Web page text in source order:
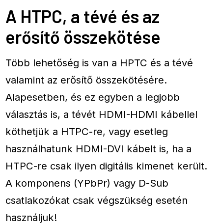
A HTPC, a tévé és az
erősítő összekötése
Több lehetőség is van a HPTC és a tévé
valamint az erősítő összekötésére.
Alapesetben, és ez egyben a legjobb
választás is, a tévét HDMI-HDMI kábellel
köthetjük a HTPC-re, vagy esetleg
használhatunk HDMI-DVI kábelt is, ha a
HTPC-re csak ilyen digitális kimenet került.
A komponens (YPbPr) vagy D-Sub
csatlakozókat csak végszükség esetén
használjuk!